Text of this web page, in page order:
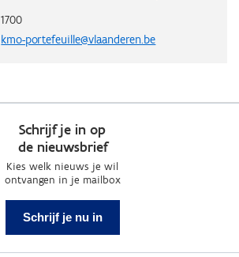
1700
kmo-portefeuille@vlaanderen.be
Schrijf je in op
de nieuwsbrief
Kies welk nieuws je wil
ontvangen in je mailbox
Schrijf je nu in